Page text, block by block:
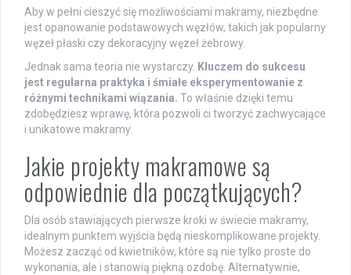
Aby w pełni cieszyć się możliwościami makramy, niezbędne
jest opanowanie podstawowych węzłów, takich jak popularny
węzeł płaski czy dekoracyjny węzeł żebrowy.
Jednak sama teoria nie wystarczy. Kluczem do sukcesu
jest regularna praktyka i śmiałe eksperymentowanie z
różnymi technikami wiązania. To właśnie dzięki temu
zdobędziesz wprawę, która pozwoli ci tworzyć zachwycające
i unikatowe makramy.
Jakie projekty makramowe są
odpowiednie dla początkujących?
Dla osób stawiających pierwsze kroki w świecie makramy,
idealnym punktem wyjścia będą nieskomplikowane projekty.
Możesz zacząć od kwietników, które są nie tylko proste do
wykonania, ale i stanowią piękną ozdobę. Alternatywnie,